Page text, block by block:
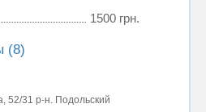
1500 грн.
(8)
52/31 р-н. Подольский